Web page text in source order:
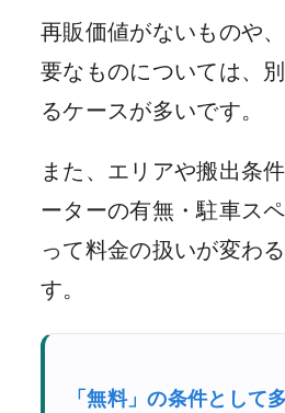
再販価値がないものや
要なものについては、
るケースが多いです。
また、エリアや搬出条
ーターの有無・駐車ス
って料金の扱いが変わ
す。
「無料」の条件として